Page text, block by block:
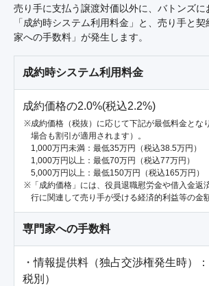
売り手に支払う譲渡対価以外に、バトンズに
「成約時システム利用料金」と、売り手と
家への手数料」が発生します。
成約時システム利用料金
成約価格の2.0%(税込2.2%)
成約価格（税抜）に応じて下記が最低料金とな
場合も割引が適用されます）。
1,000万円未満：最低35万円（税込38.5万円）
1,000万円以上：最低70万円（税込77万円）
5,000万円以上：最低150万円（税込165万円）
「成約価格」には、役員退職慰労金や借入金返
行に関連して売り手が受ける経済的利益等の金
専門家への手数料
・情報提供料（独占交渉権発生時）
税別）